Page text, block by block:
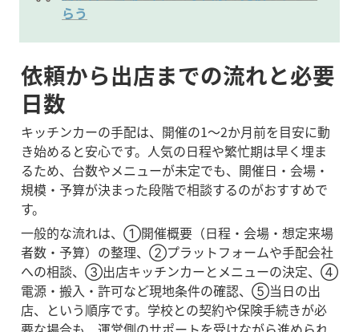
らう
依頼から出店までの流れと必要
日数
キッチンカーの手配は、開催の1〜2か月前を目安に動
き始めると安心です。人気の日程や繁忙期は早く埋ま
るため、台数やメニューが未定でも、開催日・会場・
規模・予算が決まった段階で相談するのがおすすめで
す。
一般的な流れは、①開催概要（日程・会場・想定来場
者数・予算）の整理、②プラットフォームや手配会社
への相談、③出店キッチンカーとメニューの決定、④
電源・搬入・許可など現地条件の確認、⑤当日の出
店、という順序です。学校との契約や保険手続きが必